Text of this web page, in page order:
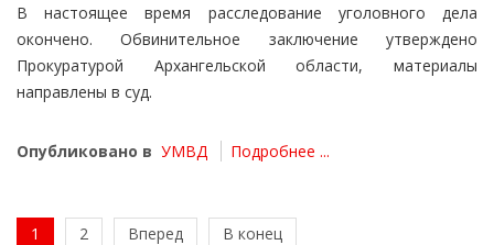
В настоящее время расследование уголовного дела
окончено. Обвинительное заключение утверждено
Прокуратурой Архангельской области, материалы
направлены в суд.
Опубликовано в УМВД Подробнее ...
1 2 Вперед
В конец